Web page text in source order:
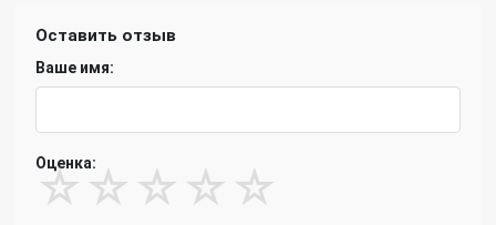
Оставить отзыв
Ваше имя:
Оценка:
☆ ☆ ☆ ☆ ☆